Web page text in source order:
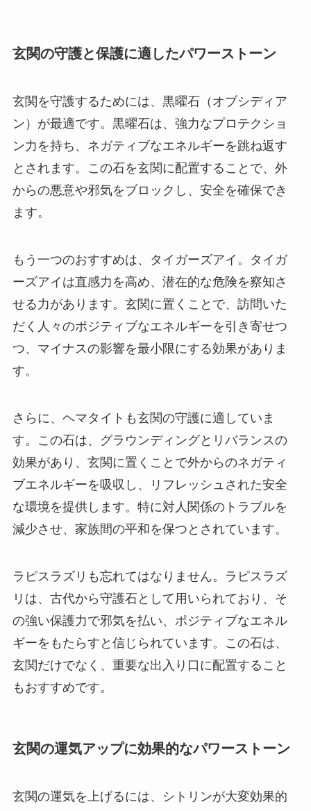
玄関の守護と保護に適したパワーストーン
玄関を守護するためには、黒曜石（オブシディア
ン）が最適です。黒曜石は、強力なプロテクショ
ン力を持ち、ネガティブなエネルギーを跳ね返す
とされます。この石を玄関に配置することで、外
からの悪意や邪気をブロックし、安全を確保でき
ます。
もう一つのおすすめは、タイガーズアイ。タイガ
ーズアイは直感力を高め、潜在的な危険を察知さ
せる力があります。玄関に置くことで、訪問いた
だく人々のポジティブなエネルギーを引き寄せつ
つ、マイナスの影響を最小限にする効果がありま
す。
さらに、ヘマタイトも玄関の守護に適していま
す。この石は、グラウンディングとリバランスの
効果があり、玄関に置くことで外からのネガティ
ブエネルギーを吸収し、リフレッシュされた安全
な環境を提供します。特に対人関係のトラブルを
減少させ、家族間の平和を保つとされています。
ラピスラズリも忘れてはなりません。ラピスラズ
リは、古代から守護石として用いられており、そ
の強い保護力で邪気を払い、ポジティブなエネル
ギーをもたらすと信じられています。この石は、
玄関だけでなく、重要な出入り口に配置すること
もおすすめです。
玄関の運気アップに効果的なパワーストーン
玄関の運気を上げるには、シトリンが大変効果的